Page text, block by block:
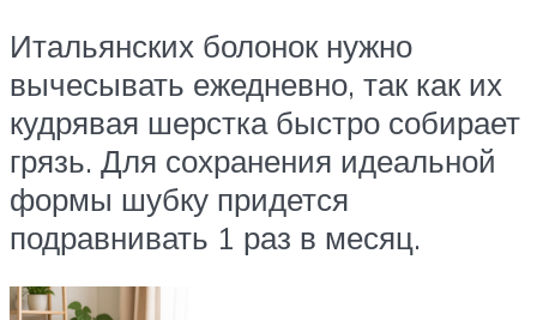
Итальянских болонок нужно
вычесывать ежедневно, так как их
кудрявая шерстка быстро собирает
грязь. Для сохранения идеальной
формы шубку придется
подравнивать 1 раз в месяц.